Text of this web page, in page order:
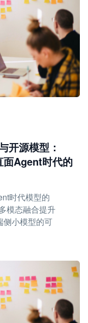
开源模型：
Agent时代的
时代模型的
模态融合提升
侧小模型的可